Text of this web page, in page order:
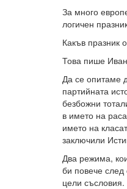
За много
логичен
Какъв празник
Това пише
Да се опитаме
партийната
безбожни
в името на
името на
заключили
Два режима,
би повече след
цели